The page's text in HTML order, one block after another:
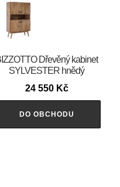
Dřevěný kabinet
SYLVESTER hnědý
24 550 Kč
DO OBCHODU